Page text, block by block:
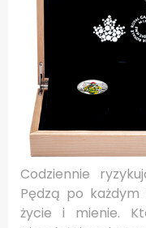
Codziennie
Pędzą po każdym
życie i mienie.